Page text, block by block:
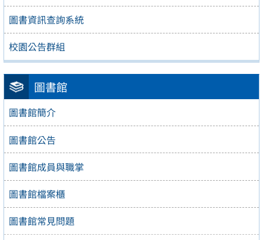
圖書資訊查詢系統
校園公告群組
圖書館
圖書館簡介
圖書館公告
圖書館成員與職掌
圖書館檔案櫃
圖書館常見問題